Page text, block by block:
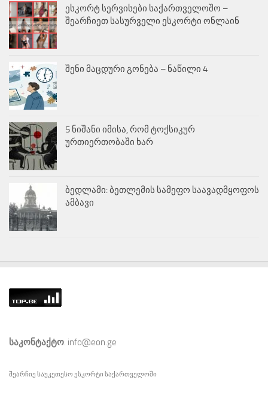
ესკორტ სერვისები საქართველოშო –
შეარჩიეთ სასურველი ესკორტი ონლაინ
შენი მაცდური გონება – ნაწილი 4
5 ნიშანი იმისა, რომ ტოქსიკურ
ურთიერთობაში ხარ
ბედლამი: ბეთლემის სამეფო საავადმყოფოს
ამბავი
საკონტაქტო: info@eon.ge
შეარჩიე საუკეთესო ესკორტი საქართველოში